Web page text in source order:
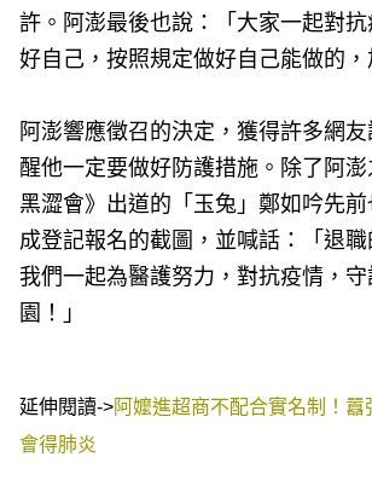
許。阿澎最後也說：「大家一起對
好自己，按照規定做好自己能做的，
阿澎響應徵召的決定，獲得許多網
醒他一定要做好防護措施。除了阿
黑澀會》出道的「玉兔」鄭如吟先
成登記報名的截圖，並喊話：「退職
我們一起為醫護努力，對抗疫情，
園！」
延伸閱讀->阿嬤進超商不配合實名制！
會得肺炎